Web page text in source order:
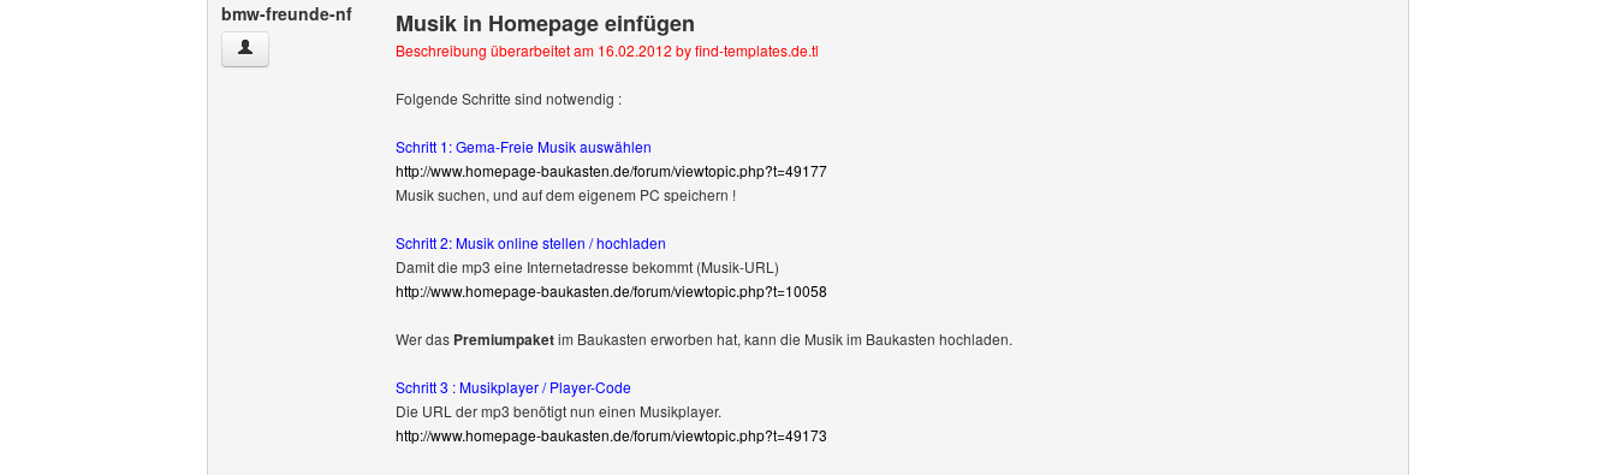
bmw-freunde-nf
bmw-freunde-nf Benutzer-Profile anzeigen
Musik in Homepage einfügen
Beschreibung überarbeitet am 16.02.2012 by find-templates.de.tl
Folgende Schritte sind notwendig :
Schritt 1: Gema-Freie Musik auswählen
http://www.homepage-baukasten.de/forum/viewtopic.php?t=49177
Musik suchen, und auf dem eigenem PC speichern !
Schritt 2: Musik online stellen / hochladen
Damit die mp3 eine Internetadresse bekommt (Musik-URL)
http://www.homepage-baukasten.de/forum/viewtopic.php?t=10058
Wer das Premiumpaketim Baukasten erworben hat, kann die Musik im Baukasten hochladen.
Schritt 3 : Musikplayer / Player-Code
Die URL der mp3 benötigt nun einen Musikplayer.
http://www.homepage-baukasten.de/forum/viewtopic.php?t=49173